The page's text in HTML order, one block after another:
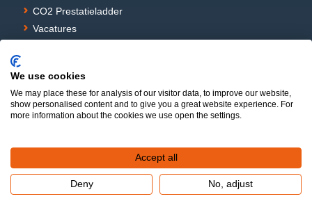
CO2 Prestatieladder
Vacatures
Cookie Policy
We use cookies
We may place these for analysis of our visitor data, to improve our website,
show personalised content and to give you a great website experience. For
more information about the cookies we use open the settings.
Accept all
Deny No, adjust